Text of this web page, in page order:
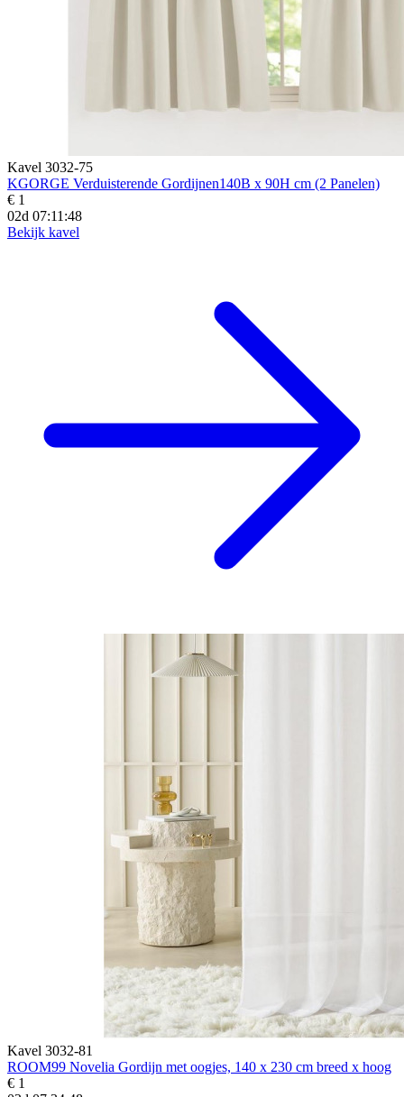
Kavel 3032-75
KGORGE Verduisterende Gordijnen140B x 90H cm (2 Panelen)
€ 1
02d 07:11:46
Bekijk kavel
Kavel 3032-81
ROOM99 Novelia Gordijn met oogjes, 140 x 230 cm breed x hoog
€ 1